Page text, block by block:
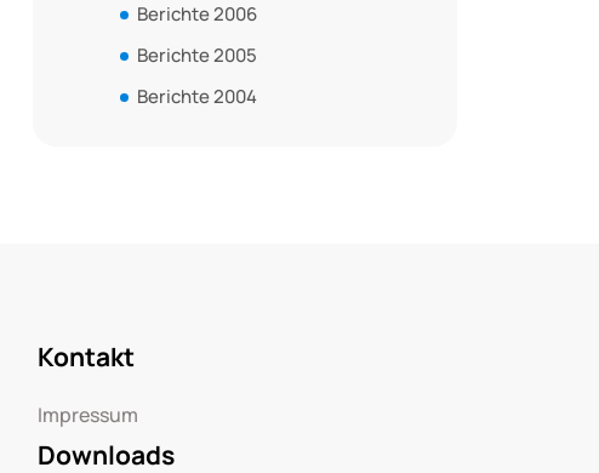
Berichte 2006
Berichte 2005
Berichte 2004
Kontakt
Impressum
Downloads